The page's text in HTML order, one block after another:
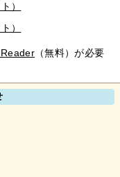
）
）
（無料）が必要